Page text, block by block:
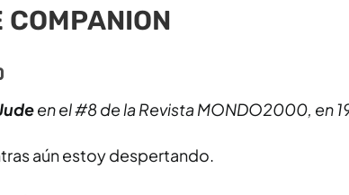
COMPANION
en el #8 de la Revista MONDO2000, en
aún estoy despertando.